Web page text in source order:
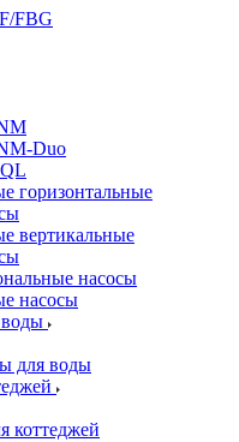
FBG
Duo
горизонтальные
вертикальные
насосы
насосы
для воды
коттеджей